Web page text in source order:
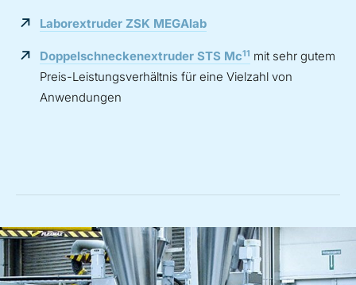
Laborextruder ZSK MEGAlab
Doppelschneckenextruder STS Mc11 mit sehr gutem
Preis-Leistungsverhältnis für eine Vielzahl von
Anwendungen